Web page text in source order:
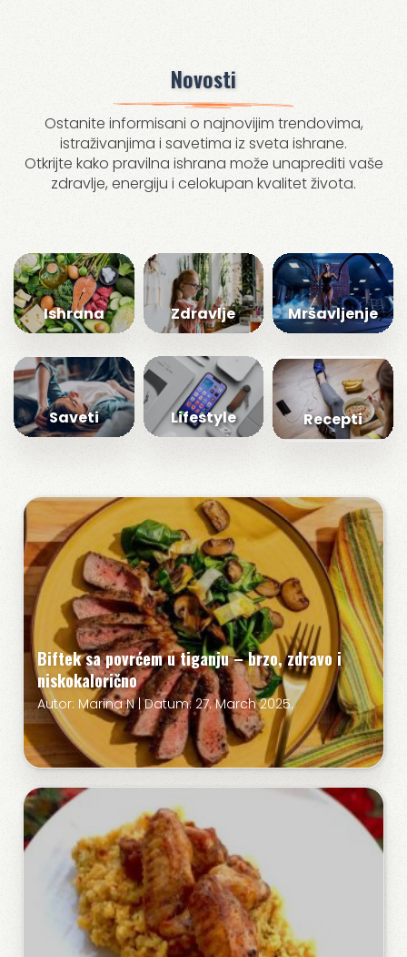
Novosti
Ostanite informisani o najnovijim trendovima,
istraživanjima i savetima iz sveta ishrane.
Otkrijte kako pravilna ishrana može unaprediti vaše
zdravlje, energiju i celokupan kvalitet života.
Ishrana Zdravlje Mršavljenje
Saveti Lifestyle Recepti
Biftek sa povrćem u tiganju – brzo, zdravo i
niskokalorično
Autor: Marina N | Datum: 27. March 2025.